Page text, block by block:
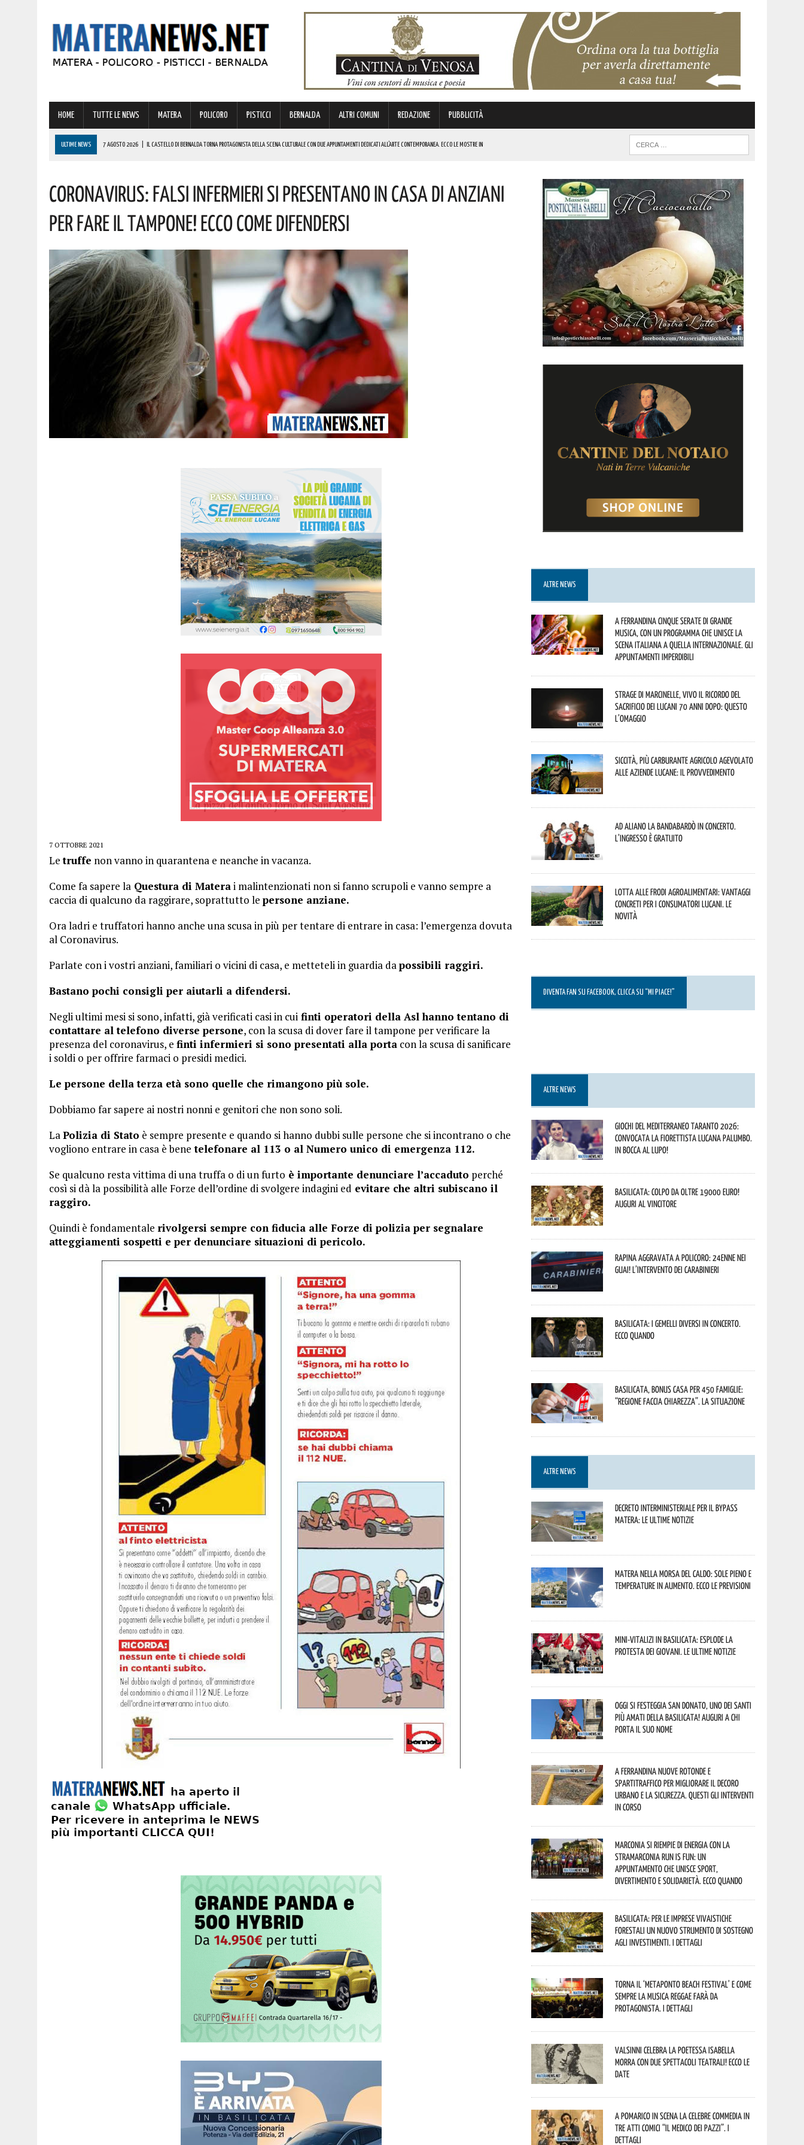
HOME TUTTE LE NEWS MATERA POLICORO PISTICCI BERNALDA ALTRI COMUNI REDAZIONE PUBBLICITÀ
ULTIME NEWS 7 AGOSTO 2026 IL CASTELLO DI BERNALDA TORNA PROTAGONISTA DELLA SCENA CULTURALE CON DUE APPUNTAMENTI DEDICATI ALL’ARTE CONTEMPORANEA. ECCO LE MOSTRE IN
7 AGOSTO 2026 A GRASSANO FERVONO I PREPARATIVI PER LA RIEVOCAZIONE STORICA “I CAVALIERI DI MALTA”. ECCO IL PROGRAMMA
7 AGOSTO 2026 | BERNALDA: IL SUGGESTIVO SCENARIO DELLE TAVOLE PALATINE FARÀ DA CORNICE ALLO SPETTACOLO DI ROSMY, UN EMOZIONANTE VIAGGIO TRA MUSICA E PAROLE. I DETTAGLI
Coronavirus: Falsi Infermieri Si Presentano In Casa Di Anziani
Per Fare Il Tampone! Ecco Come Difendersi
7 OTTOBRE 2021
Letruffe non vanno in quarantena e neanche in vacanza.
Come fa sapere la Questura di Materai malintenzionati non si fanno scrupoli e vanno sempre a
caccia di qualcuno da raggirare, soprattutto le persone anziane.
Ora ladri e truffatori hanno anche una scusa in più per tentare di entrare in casa: l’emergenza dovuta
al Coronavirus.
Parlate con i vostri anziani, familiari o vicini di casa, e metteteli in guardia dapossibili raggiri.
Bastano pochi consigli per aiutarli a difendersi.
Negli ultimi mesi si sono, infatti, già verificati casi in cui finti operatori della Asl hanno tentano di
contattare al telefono diverse persone, con la scusa di dover fare il tampone per verificare la
presenza del coronavirus, e finti infermieri si sono presentati alla porta con la scusa di sanificare
i soldi o per offrire farmaci o presidi medici.
Le persone della terza età sono quelle che rimangono più sole.
Dobbiamo far sapere ai nostri nonni e genitori che non sono soli.
LaPolizia di Stato è sempre presente e quando si hanno dubbi sulle persone che si incontrano o che
vogliono entrare in casa è bene telefonare al 113 o al Numero unico di emergenza 112.
Se qualcuno resta vittima di una truffa o di un furto è importante denunciare l’accaduto perché
così si dà la possibilità alle Forze dell’ordine di svolgere indagini ed evitare che altri subiscano il
raggiro.
Quindi è fondamentale rivolgersi sempre con fiducia alle Forze di polizia per segnalare
atteggiamenti sospetti e per denunciare situazioni di pericolo.
ALTRE NEWS
A Ferrandina cinque serate di grande
musica, con un programma che unisce la
scena italiana a quella internazionale. Gli
appuntamenti imperdibili
Strage di Marcinelle, vivo il ricordo del
sacrificio dei lucani 70 anni dopo: questo
l’omaggio
Siccità, più carburante agricolo agevolato
alle aziende lucane: il provvedimento
Ad Aliano la Bandabardò in concerto.
L’ingresso è gratuito
Lotta alle frodi agroalimentari: vantaggi
concreti per i consumatori lucani. Le
novità
DIVENTA FAN SU FACEBOOK, CLICCA SU “MI PIACE!”
ALTRE NEWS
Giochi del Mediterraneo Taranto 2026:
convocata la fiorettista lucana Palumbo.
In bocca al lupo!
Basilicata: colpo da oltre 19000 Euro!
Auguri al vincitore
Rapina aggravata a Policoro: 24enne nei
guai! L’intervento dei Carabinieri
Basilicata: i Gemelli DiVersi in concerto.
Ecco quando
Basilicata, Bonus casa per 450 famiglie:
“Regione faccia chiarezza”. La situazione
ALTRE NEWS
Decreto interministeriale per il Bypass
Matera: le ultime notizie
Matera nella morsa del caldo: sole pieno e
temperature in aumento. Ecco le previsioni
Mini-vitalizi in Basilicata: esplode la
protesta dei giovani. Le ultime notizie
Oggi si festeggia San Donato, uno dei Santi
più amati della Basilicata! Auguri a chi
porta il suo nome
A Ferrandina nuove rotonde e
spartitraffico per migliorare il decoro
urbano e la sicurezza. Questi gli interventi
in corso
Marconia si riempie di energia con la
StraMarconia Run is Fun: un
appuntamento che unisce sport,
divertimento e solidarietà. Ecco quando
Basilicata: per le imprese vivaistiche
forestali un nuovo strumento di sostegno
agli investimenti. I dettagli
Torna il ‘Metaponto beach festival’ e come
sempre la musica reggae farà da
protagonista. I dettagli
Valsinni celebra la poetessa Isabella
Morra con due spettacoli teatrali! Ecco le
date
A Pomarico in scena la celebre commedia in
tre atti comici “Il medico dei pazzi”. I
dettagli